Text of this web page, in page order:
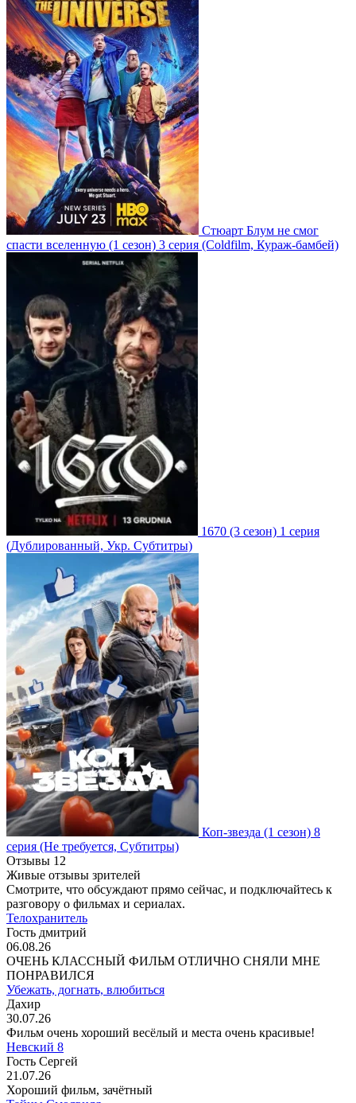
Стюарт Блум не смог
спасти вселенную (1 сезон) 3 серия (Coldfilm, Кураж-бамбей)
1670 (3 сезон) 1 серия
(Дублированный, Укр. Субтитры)
Коп-звезда (1 сезон) 8
серия (Не требуется, Субтитры)
Отзывы 12
Живые отзывы зрителей
Смотрите, что обсуждают прямо сейчас, и подключайтесь к
разговору о фильмах и сериалах.
Телохранитель
Гость дмитрий
06.08.26
ОЧЕНЬ КЛАССНЫЙ ФИЛЬМ ОТЛИЧНО СНЯЛИ МНЕ
ПОНРАВИЛСЯ
Убежать, догнать, влюбиться
Дахир
30.07.26
Фильм очень хороший весёлый и места очень красивые!
Невский 8
Гость Сергей
21.07.26
Хороший фильм, зачётный